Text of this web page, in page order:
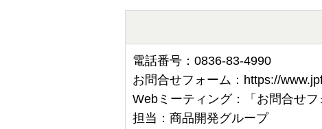
電話番号：0836-83-4990
お問合せフォーム： https://
Webミーティング：「お問合せ
担当：商品開発グループ